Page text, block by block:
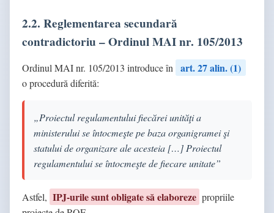
2.2. Reglementarea secundară
contradictoriu – Ordinul MAI nr. 105/2013
Ordinul MAI nr. 105/2013 introduce în art. 27 alin. (1)
o procedură diferită:
„Proiectul regulamentului fiecărei unităţi a
ministerului se întocmeşte pe baza organigramei şi
statului de organizare ale acesteia […] Proiectul
regulamentului se întocmeşte de fiecare unitate”
Astfel, IPJ-urile sunt obligate să elaboreze propriile